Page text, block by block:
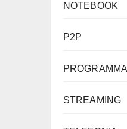
NOTEBOOK
P2P
STREAMING